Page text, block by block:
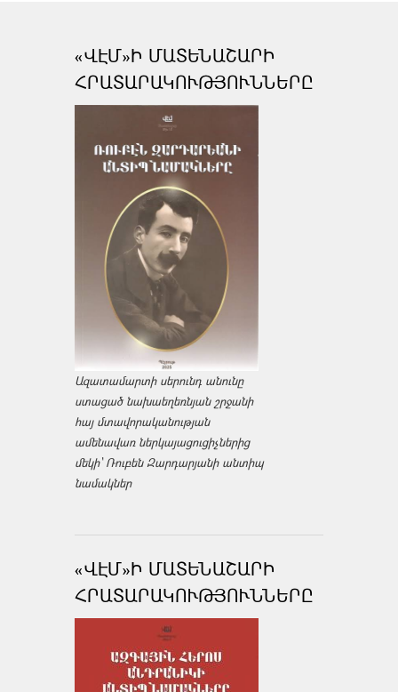
«ՎԷՄ»Ի ՄԱՏԵՆԱՇԱՐԻ
ՀՐԱՏԱՐԱԿՈՒԹՅՈՒՆՆԵՐԸ
Ազատամարտի սերունդ անունը
ստացած նախաեղեռնյան շրջանի
հայ մտավորականության
ամենավառ ներկայացուցիչներից
մեկի՝ Ռուբեն Զարդարյանի անտիպ
նամակներ
«ՎԷՄ»Ի ՄԱՏԵՆԱՇԱՐԻ
ՀՐԱՏԱՐԱԿՈՒԹՅՈՒՆՆԵՐԸ